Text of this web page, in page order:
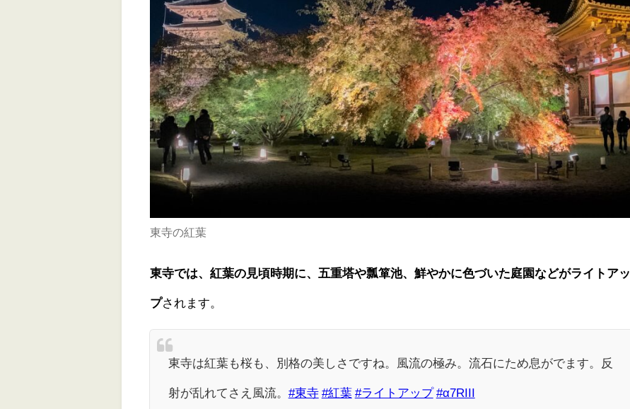
東寺の紅葉
東寺では、紅葉の見頃時期に、五重塔や瓢箪池、鮮やかに色づいた庭園などがライトアッ
プされます。
東寺は紅葉も桜も、別格の美しさですね。風流の極み。流石にため息がでます。反
射が乱れてさえ風流。 #東寺 #紅葉 #ライトアップ #α7RIII